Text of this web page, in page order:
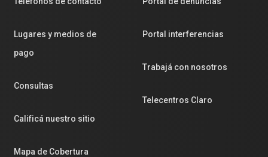
Lugares y medios de
pago
Consultas
Calificá nuestro sitio
Mapa de Cobertura
Portal interferencias
Trabajá con nosotros
Telecentros Claro